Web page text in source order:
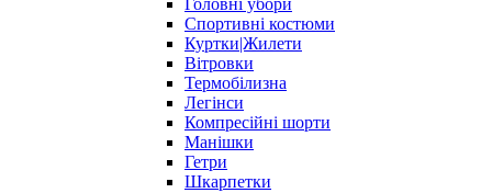
Головні убори
Спортивні костюми
Куртки|Жилети
Вітровки
Термобілизна
Легінси
Компресійні шорти
Манішки
Гетри
Шкарпетки